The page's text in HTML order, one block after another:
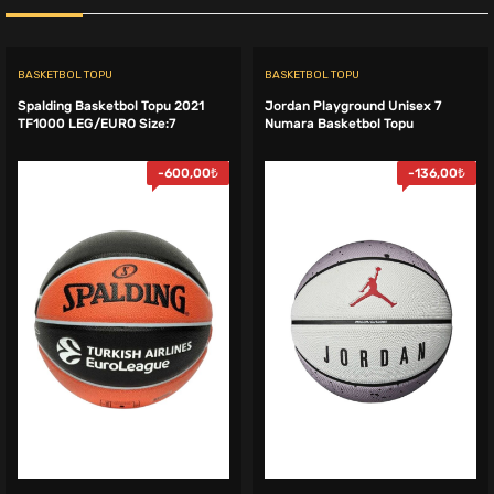
BASKETBOL TOPU
Spalding Basketbol Topu 2021
TF1000 LEG/EURO Size:7
-600,00₺
BASKETBOL TOPU
Jordan Playground Unisex 7
Numara Basketbol Topu
-136,00₺